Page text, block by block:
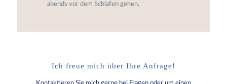
abends vor dem Schlafen gehen.
Ich freue mich über Ihre Anfrage!